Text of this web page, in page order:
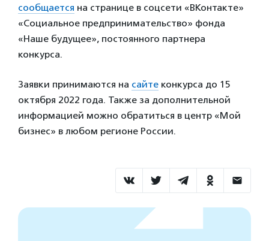
сообщается на странице в соцсети «ВКонтакте»
«Социальное предпринимательство» фонда
«Наше будущее», постоянного партнера
конкурса.
Заявки принимаются на сайте конкурса до 15
октября 2022 года. Также за дополнительной
информацией можно обратиться в центр «Мой
бизнес» в любом регионе России.